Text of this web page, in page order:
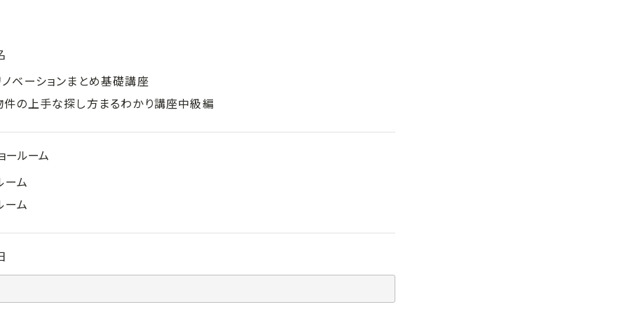
ベーションまとめ基礎講座
件の上手な探し方まるわかり講座中級編
ールーム
ーム
ーム